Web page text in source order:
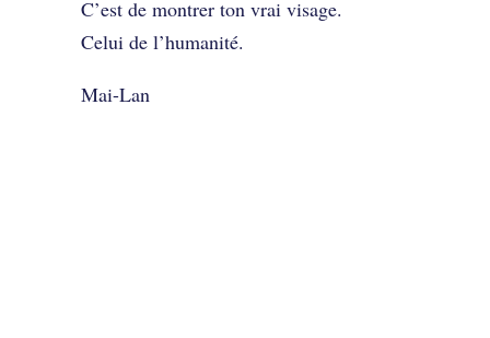
C’est de montrer ton vrai visage.
Celui de l’humanité.
Mai-Lan